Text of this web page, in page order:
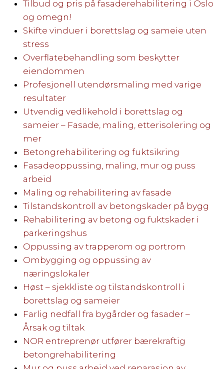
Tilbud og pris på fasaderehabilitering i Oslo
og omegn!
Skifte vinduer i borettslag og sameie uten
stress
Overflatebehandling som beskytter
eiendommen
Profesjonell utendørsmaling med varige
resultater
Utvendig vedlikehold i borettslag og
sameier – Fasade, maling, etterisolering og
mer
Betongrehabilitering og fuktsikring
Fasadeoppussing, maling, mur og puss
arbeid
Maling og rehabilitering av fasade
Tilstandskontroll av betongskader på bygg
Rehabilitering av betong og fuktskader i
parkeringshus
Oppussing av trapperom og portrom
Ombygging og oppussing av
næringslokaler
Høst – sjekkliste og tilstandskontroll i
borettslag og sameier
Farlig nedfall fra bygårder og fasader –
Årsak og tiltak
NOR entreprenør utfører bærekraftig
betongrehabilitering